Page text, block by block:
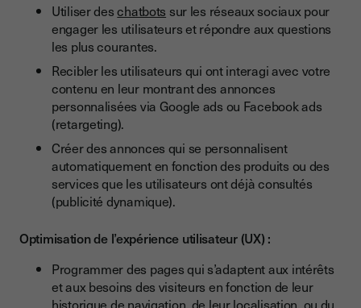
Utiliser deschatbots sur les réseaux sociaux pour
engager les utilisateurs et répondre aux questions
les plus courantes.
Recibler les utilisateurs qui ont interagi avec votre
contenu en leur montrant des annonces
personnalisées via Google ads ou Facebook ads
(retargeting).
Créer des annonces qui se personnalisent
automatiquement en fonction des produits ou des
services que les utilisateurs ont déjà consultés
(publicité dynamique).
Optimisation de l’expérience utilisateur (UX) :
Programmer des pages qui s’adaptent aux intérêts
et aux besoins des visiteurs en fonction de leur